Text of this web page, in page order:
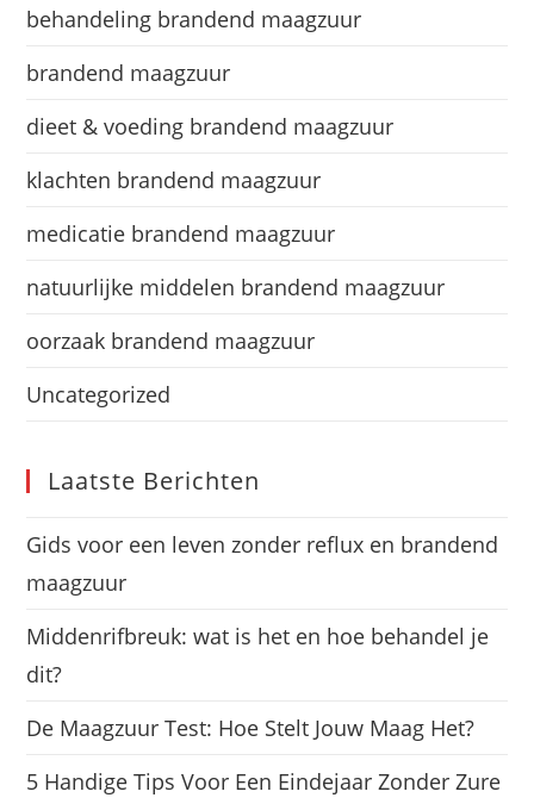
behandeling brandend maagzuur
brandend maagzuur
dieet & voeding brandend maagzuur
klachten brandend maagzuur
medicatie brandend maagzuur
natuurlijke middelen brandend maagzuur
oorzaak brandend maagzuur
Uncategorized
Laatste Berichten
Gids voor een leven zonder reflux en brandend
maagzuur
Middenrifbreuk: wat is het en hoe behandel je
dit?
De Maagzuur Test: Hoe Stelt Jouw Maag Het?
5 Handige Tips Voor Een Eindejaar Zonder Zure